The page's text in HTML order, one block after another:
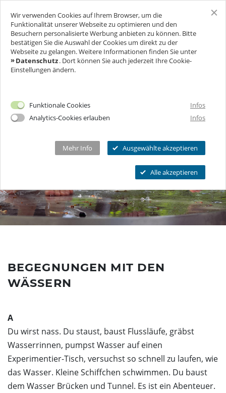
SCHLOSS FREUDENBERG
BESUCH
Ich will Euch besuchen!
Ermäßigungen
Tickets
Programmkalender
Geförderter Besuch
Seniorengruppen
FÜR UNTERNEHMEN
Schlosscafé
Dein Fest
Kindergeburtstag
FAQs Kindergeburtstage
Frühstück in der Dunkelbar
Weinprobe in der Dunkelbar
THEATER & KULTUR
Wanderbühne Freudenberg
Anstehende Kulturveranstaltungen
MEHR INFOS...
Öffnungszeiten
Eintrittspreise
Ermäßigungen
Ticketshop
Was ist das Erfahrungsfeld?
Stellenangebote
Spenden
Schloss-Podcast
BEGEGNUNGEN MIT DEN
WÄSSERN
A
Du wirst nass. Du staust, baust Flussläufe, gräbst
Wasserrinnen, pumpst Wasser auf einen
Experimentier-Tisch, versuchst so schnell zu laufen, wie
das Wasser. Kleine Schiffchen schwimmen. Du baust
dem Wasser Brücken und Tunnel. Es ist ein Abenteuer.
Wir verwenden Cookies auf Ihrem Browser, um die
Funktionalität unserer Webseite zu optimieren und den
Besuchern personalisierte Werbung anbieten zu können. Bitte
bestätigen Sie die Auswahl der Cookies um direkt zu der
Webseite zu gelangen. Weitere Informationen finden Sie unter
Datenschutz. Dort können Sie auch jederzeit Ihre Cookie-
Einstellungen ändern.
Funktionale Cookies
Infos
Analytics-Cookies erlauben
Infos
Mehr Info Ausgewählte akzeptieren
Alle akzeptieren